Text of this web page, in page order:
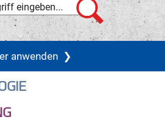
anwenden❯